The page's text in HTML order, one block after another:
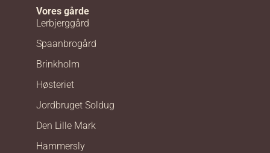
Vores gårde
Lerbjerggård
Spaanbrogård
Brinkholm
Høsteriet
Jordbruget Soldug
Den Lille Mark
Hammersly